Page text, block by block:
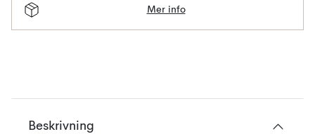
Mer info
Beskrivning